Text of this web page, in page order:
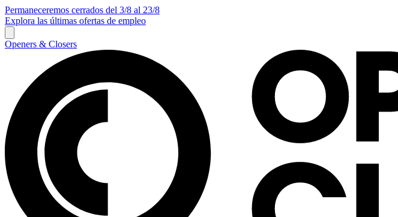
Permaneceremos cerrados del 3/8 al 23/8
Explora las últimas ofertas de empleo
Openers & Closers